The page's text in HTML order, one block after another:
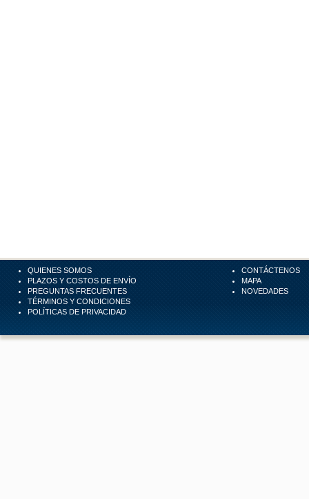
QUIENES SOMOS
PLAZOS Y COSTOS DE ENVÍO
PREGUNTAS FRECUENTES
TÉRMINOS Y CONDICIONES
POLÍTICAS DE PRIVACIDAD
CONTÁCTENOS
MAPA
NOVEDADES